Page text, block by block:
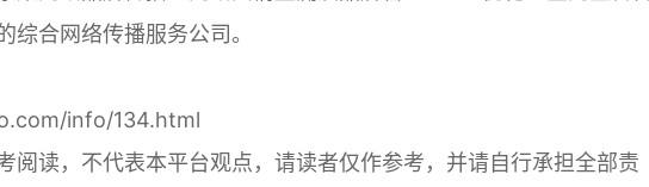
合网络传播服务公司。
info/134.html
阅读，不代表本平台观点，请读者仅作参考，并请自行承担全部责